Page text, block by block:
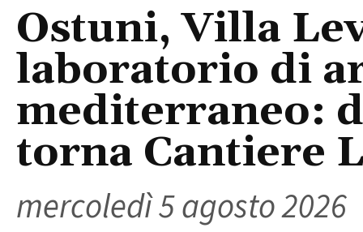
Ostuni, Villa
laboratorio di
mediterraneo:
torna Cantiere
mercoledì 5 agosto 2026